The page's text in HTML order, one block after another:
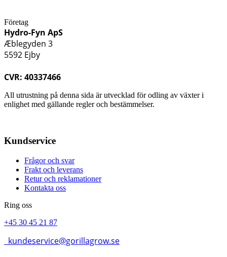
Företag
Hydro-Fyn ApS
Æblegyden 3
5592 Ejby
CVR: 40337466
All utrustning på denna sida är utvecklad för odling av växter i
enlighet med gällande regler och bestämmelser.
Kundservice
Frågor och svar
Frakt och leverans
Retur och reklamationer
Kontakta oss
Ring oss
+45 30 45 21 87
kundeservice@gorillagrow.se